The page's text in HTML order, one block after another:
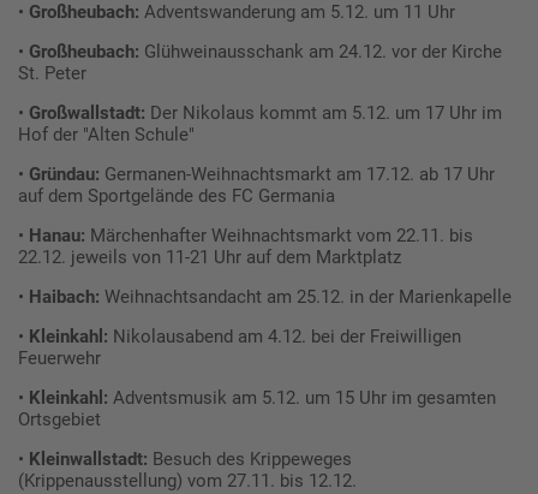
• Großheubach: Adventswanderung am 5.12. um 11 Uhr
• Großheubach: Glühweinausschank am 24.12. vor der Kirche
St. Peter
• Großwallstadt: Der Nikolaus kommt am 5.12. um 17 Uhr im
Hof der "Alten Schule"
• Gründau: Germanen-Weihnachtsmarkt am 17.12. ab 17 Uhr
auf dem Sportgelände des FC Germania
• Hanau: Märchenhafter Weihnachtsmarkt vom 22.11. bis
22.12. jeweils von 11-21 Uhr auf dem Marktplatz
• Haibach: Weihnachtsandacht am 25.12. in der Marienkapelle
• Kleinkahl: Nikolausabend am 4.12. bei der Freiwilligen
Feuerwehr
• Kleinkahl: Adventsmusik am 5.12. um 15 Uhr im gesamten
Ortsgebiet
• Kleinwallstadt: Besuch des Krippeweges
(Krippenausstellung) vom 27.11. bis 12.12.